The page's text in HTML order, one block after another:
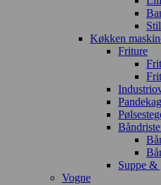
Køkken
Friture
Suppe &
Vogne